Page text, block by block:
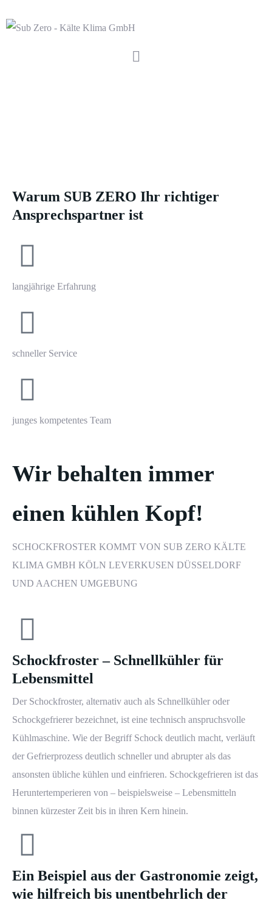
Warum SUB ZERO Ihr richtiger
Ansprechspartner ist
langjährige Erfahrung
schneller Service
junges kompetentes Team
Wir behalten immer
einen kühlen Kopf!
SCHOCKFROSTER KOMMT VON SUB ZERO KÄLTE
KLIMA GMBH KÖLN LEVERKUSEN DÜSSELDORF
UND AACHEN UMGEBUNG
Schockfroster – Schnellkühler für
Lebensmittel
Der Schockfroster, alternativ auch als Schnellkühler oder
Schockgefrierer bezeichnet, ist eine technisch anspruchsvolle
Kühlmaschine. Wie der Begriff Schock deutlich macht, verläuft
der Gefrierprozess deutlich schneller und abrupter als das
ansonsten übliche kühlen und einfrieren. Schockgefrieren ist das
Heruntertemperieren von – beispielsweise – Lebensmitteln
binnen kürzester Zeit bis in ihren Kern hinein.
Ein Beispiel aus der Gastronomie zeigt,
wie hilfreich bis unentbehrlich der